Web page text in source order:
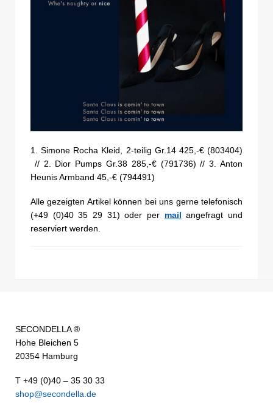
1. Simone Rocha Kleid, 2-teilig Gr.14 425,-€ (803404)
// 2. Dior Pumps Gr.38 285,-€ (791736) // 3. Anton
Heunis Armband 45,-€ (794491)
Alle gezeigten Artikel können bei uns gerne telefonisch
(+49 (0)40 35 29 31) oder per mail angefragt und
reserviert werden.
SECONDELLA ®
Hohe Bleichen 5
20354 Hamburg
T +49 (0)40 – 35 30 33
shop@secondella.de